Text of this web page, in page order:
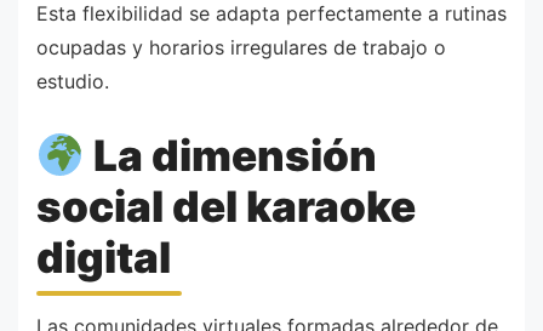
Esta flexibilidad se adapta perfectamente a rutinas
ocupadas y horarios irregulares de trabajo o
estudio.
La dimensión
social del karaoke
digital